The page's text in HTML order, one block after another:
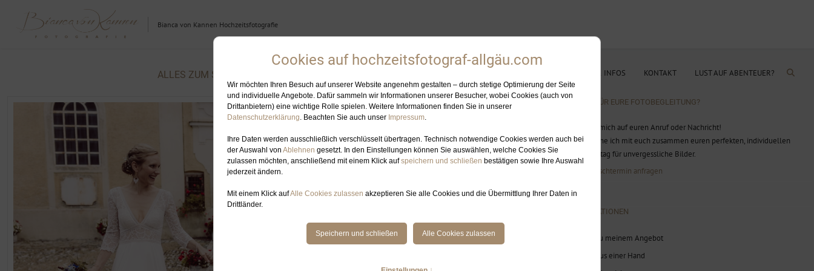
Bianca von Kannen Hochzeitsfotografie
PREISE & INFOS KONTAKT LUST AUF ABENTEUER?
ALLES ZUM SCHLAGWORT: KIRCHLICHE TRAUUNG
BEREIT FÜR EURE FOTOBEGLEITUNG?
Ich freue mich auf euren Anruf oder Nachricht!
Gerne plane ich mit euch zusammen euren perfekten, individuellen
Hochzeitstag für unvergessliche Bilder.
Jetzt Wunschtermin anfragen
INFORMATIONEN
Infos zu meinem Angebot
Alles aus einer Hand